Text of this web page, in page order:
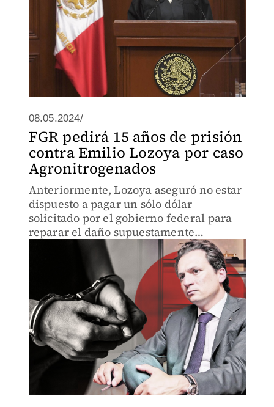
08.05.2024/
FGR pedirá 15 años de prisión
contra Emilio Lozoya por caso
Agronitrogenados
Anteriormente, Lozoya aseguró no estar
dispuesto a pagar un sólo dólar
solicitado por el gobierno federal para
reparar el daño supuestamente
ocasionado a Pemex.